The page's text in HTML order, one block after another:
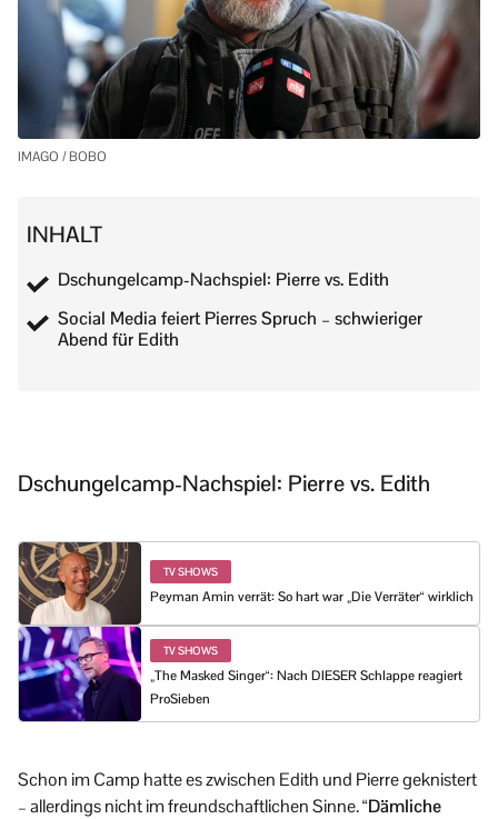
IMAGO / BOBO
INHALT
Dschungelcamp-Nachspiel: Pierre vs. Edith
Social Media feiert Pierres Spruch – schwieriger
Abend für Edith
Dschungelcamp-Nachspiel: Pierre vs. Edith
TV SHOWS
Peyman Amin verrät: So hart war „Die Verräter“ wirklich
TV SHOWS
„The Masked Singer“: Nach DIESER Schlappe reagiert
ProSieben
Schon im Camp hatte es zwischen Edith und Pierre geknistert
– allerdings nicht im freundschaftlichen Sinne.“Dämliche